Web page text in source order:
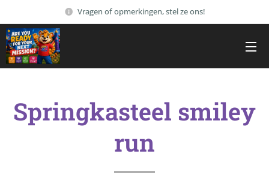
Vragen of opmerkingen, stel ze ons!
Springkasteel smiley
run